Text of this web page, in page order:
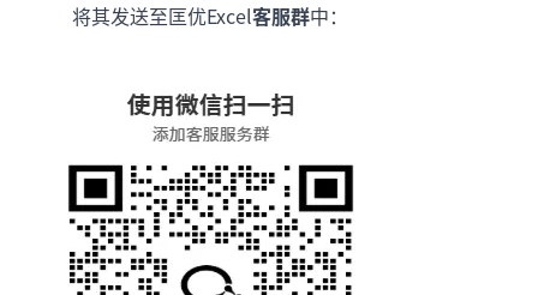
将其发送至匡优Excel客服群中：